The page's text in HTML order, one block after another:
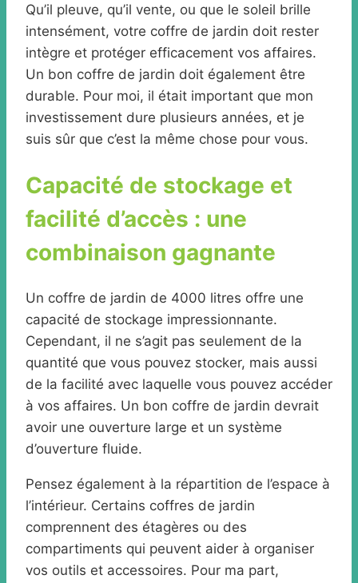
Qu’il pleuve, qu’il vente, ou que le soleil brille
intensément, votre coffre de jardin doit rester
intègre et protéger efficacement vos affaires.
Un bon coffre de jardin doit également être
durable. Pour moi, il était important que mon
investissement dure plusieurs années, et je
suis sûr que c’est la même chose pour vous.
Capacité de stockage et
facilité d’accès : une
combinaison gagnante
Un coffre de jardin de 4000 litres offre une
capacité de stockage impressionnante.
Cependant, il ne s’agit pas seulement de la
quantité que vous pouvez stocker, mais aussi
de la facilité avec laquelle vous pouvez accéder
à vos affaires. Un bon coffre de jardin devrait
avoir une ouverture large et un système
d’ouverture fluide.
Pensez également à la répartition de l’espace à
l’intérieur. Certains coffres de jardin
comprennent des étagères ou des
compartiments qui peuvent aider à organiser
vos outils et accessoires. Pour ma part,